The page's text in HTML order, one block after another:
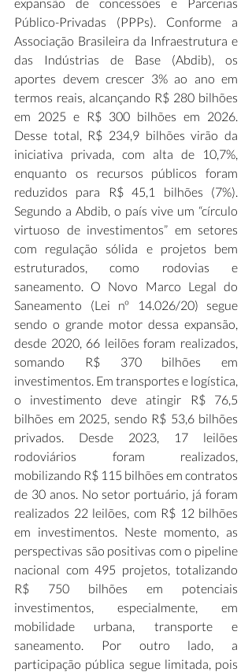
Público-Privadas (PPPs). Conforme a
Associação Brasileira da Infraestrutura e
das Indústrias de Base (Abdib), os
aportes devem crescer 3% ao ano em
termos reais, alcançando R$ 280 bilhões
em 2025 e R$ 300 bilhões em 2026.
Desse total, R$ 234,9 bilhões virão da
iniciativa privada, com alta de 10,7%,
enquanto os recursos públicos foram
reduzidos para R$ 45,1 bilhões (7%).
Segundo a Abdib, o país vive um “círculo
virtuoso de investimentos” em setores
com regulação sólida e projetos bem
estruturados, como rodovias e
saneamento. O Novo Marco Legal do
Saneamento (Lei nº 14.026/20) segue
sendo o grande motor dessa expansão,
desde 2020, 66 leilões foram realizados,
somando R$ 370 bilhões em
investimentos. Em transportes e logística,
o investimento deve atingir R$ 76,5
bilhões em 2025, sendo R$ 53,6 bilhões
privados. Desde 2023, 17 leilões
rodoviários foram realizados,
mobilizando R$ 115 bilhões em contratos
de 30 anos. No setor portuário, já foram
realizados 22 leilões, com R$ 12 bilhões
em investimentos. Neste momento, as
perspectivas são positivas com o pipeline
nacional com 495 projetos, totalizando
R$ 750 bilhões em potenciais
investimentos, especialmente, em
mobilidade urbana, transporte e
saneamento. Por outro lado, a
participação pública segue limitada, pois